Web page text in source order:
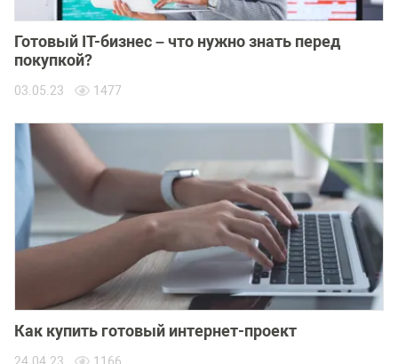
Готовый IT-бизнес – что нужно знать перед
покупкой?
03.05.23 1477
Как купить готовый интернет-проект